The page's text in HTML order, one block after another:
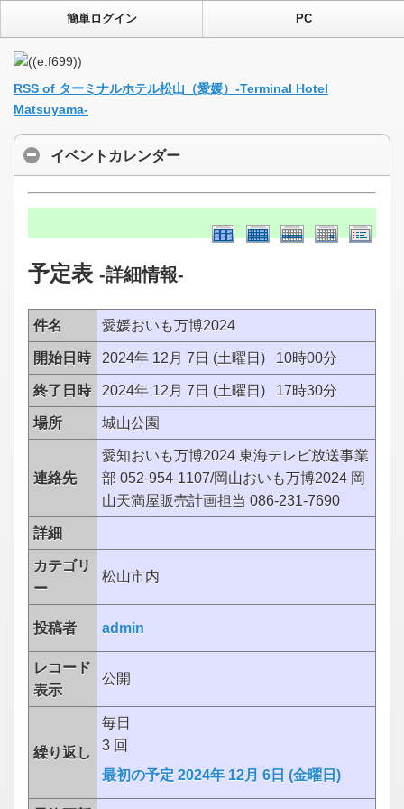
簡単ログイン PC
RSS of ターミナルホテル松山（愛媛）-Terminal Hotel
Matsuyama-
イベントカレンダー
予定表 -詳細情報-
件名 愛媛おいも万博2024
開始日時 2024年 12月 7日 (土曜日) 10時00分
終了日時 2024年 12月 7日 (土曜日) 17時30分
場所 城山公園
連絡先
愛知おいも万博2024 東海テレビ放送事業
部 052-954-1107/岡山おいも万博2024 岡
山天満屋販売計画担当 086-231-7690
詳細
カテゴリ
ー
松山市内
投稿者 admin
レコード
表示
公開
繰り返し
毎日
3 回
最初の予定 2024年 12月 6日 (金曜日)